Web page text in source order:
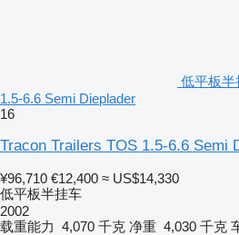
低平板半
1.5-6.6 Semi Dieplader
16
Tracon Trailers TOS 1.5-6.6 Semi
¥96,710 €12,400 ≈ US$14,330
低平板半挂车
2002
载重能力 4,070 千克 净重 4,030 千克